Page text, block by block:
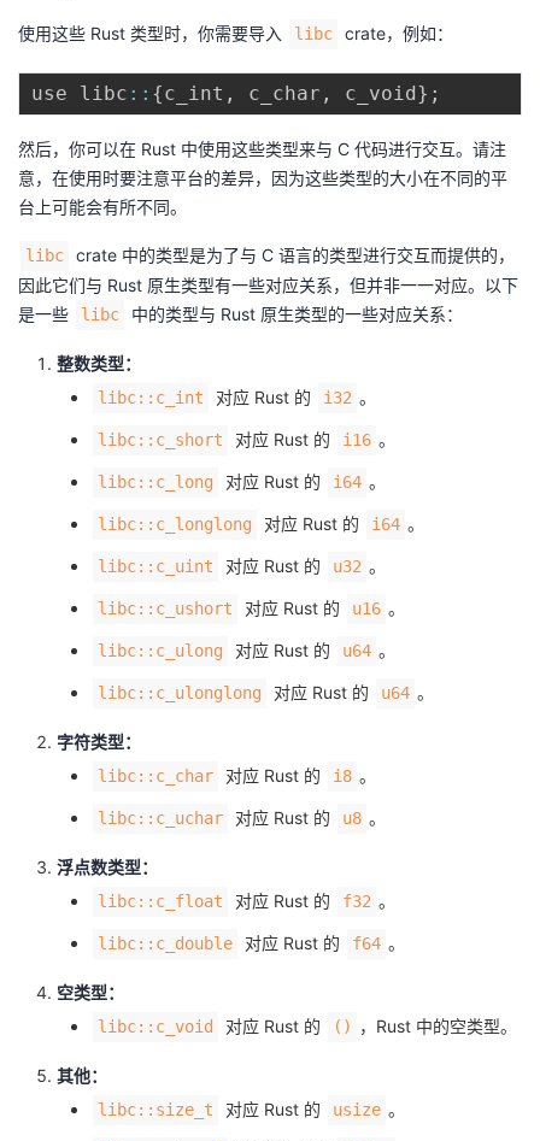
证
实
的
藏
持建
议
使用这些 Rust 类型时，你需要导入 libc crate，例如：
use libc : : {c_int , c_char , c_void} ;
然后，你可以在 Rust 中使用这些类型来与 C 代码进行交互。请注
意，在使用时要注意平台的差异，因为这些类型的大小在不同的平
台上可能会有所不同。
libc
crate 中的类型是为了与 C 语言的类型进行交互而提供的，
因此它们与 Rust 原生类型有一些对应关系，但并非一一对应。以下
是一些
libc 中的类型与 Rust 原生类型的一些对应关系：
整数类型：
libc::c_int 对应 Rust 的 i32 。
libc::c_short 对应 Rust 的 i16 。
libc::c_long 对应 Rust 的 i64 。
libc::c_longlong 对应 Rust 的 i64 。
libc::c_uint 对应 Rust 的 u32 。
libc::c_ushort 对应 Rust 的 u16 。
libc::c_ulong 对应 Rust 的 u64 。
libc::c_ulonglong 对应 Rust 的 u64 。
字符类型：
libc::c_char 对应 Rust 的 i8 。
libc::c_uchar 对应 Rust 的 u8 。
浮点数类型：
libc::c_float 对应 Rust 的 f32 。
libc::c_double 对应 Rust 的 f64 。
空类型：
libc::c_void 对应 Rust 的 () ，Rust 中的空类型。
其他：
libc::size_t 对应 Rust 的 usize 。